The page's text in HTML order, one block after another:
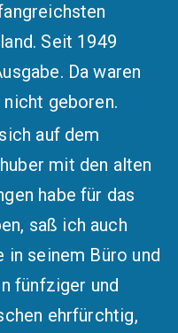
Seit 1949
Da waren
geboren.
auf dem
mit den alten
habe für das
saß ich auch
in seinem Büro und
fünfziger und
ehrfürchtig,